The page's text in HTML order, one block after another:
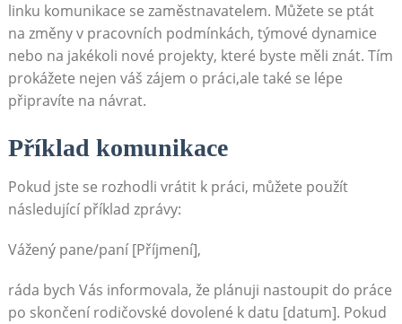
linku komunikace‌ se zaměstnavatelem. ‍Můžete se ptát
na změny ⁢v pracovních podmínkách, týmové dynamice
nebo na jakékoli nové projekty, které byste měli ⁤znát. ⁢Tím
prokážete nejen ⁣váš ⁣zájem o ⁢práci,ale⁣ také se lépe
připravíte‍ na ⁣návrat.
Příklad ⁤komunikace
Pokud jste se⁣ rozhodli vrátit k práci, ​můžete ​použít
následující příklad zprávy:
Vážený pane/paní [Příjmení],
ráda bych Vás​ informovala, že⁤ plánuji⁢ nastoupit do práce‍
po skončení rodičovské dovolené k datu [datum].‌ Pokud